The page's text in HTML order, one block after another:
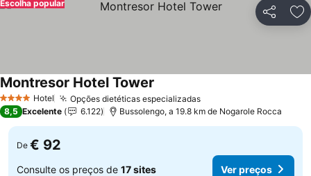
Partilhar
Escolha popular
4 EstrelasHotel Opções dietéticas especializadas
Montresor Hotel Tower
8,5 Excelente 6.122 Bussolengo, a 19.8 km de Nogarole Rocca
De € 92
Consulte os preços de 17 sites Ver preços